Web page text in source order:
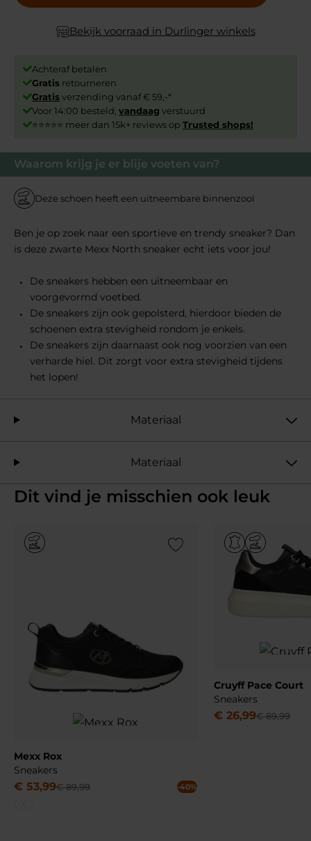
Waarom krijg je er blije voeten van?
Deze schoen heeft een uitneembare binnenzool
Ben je op zoek naar een sportieve en trendy sneaker? Dan
is deze zwarte Mexx North sneaker echt iets voor jou!
De sneakers hebben een uitneembaar en
voorgevormd voetbed.
De sneakers zijn ook gepolsterd, hierdoor bieden de
schoenen extra stevigheid rondom je enkels.
De sneakers zijn daarnaast ook nog voorzien van een
verharde hiel. Dit zorgt voor extra stevigheid tijdens
het lopen!
Materiaal
Materiaal
Bekijk voorraad in Durlinger winkels
Achteraf betalen
Gratis retourneren
Gratisverzending vanaf € 59,-*
Voor 14:00 besteld, vandaag verstuurd
⭐⭐⭐⭐⭐ meer dan 15k+ reviews op Trusted shops!
Dit vind je misschien ook leuk
Add to Wishlist
Mexx Rox
Sneakers
€ 53,99€ 89,99 -40%
Cruyff Pace Court
Sneakers
€ 26,99€ 89,99